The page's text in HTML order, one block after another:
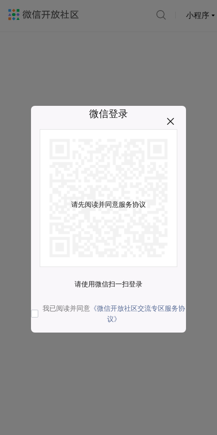
小程序
微信登录
请先阅读并同意服务协议
请使用微信扫一扫登录
我已阅读并同意 《微信开放社区交流专区服务协
议》